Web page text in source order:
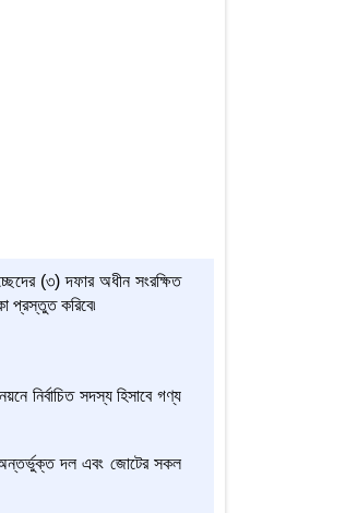
(৩) দফার অধীন সংরক্ষিত
প্রস্তুত করিবে৷
নির্বাচিত সদস্য হিসাবে গণ্য
অন্তর্ভুক্ত দল এবং জোটের সকল